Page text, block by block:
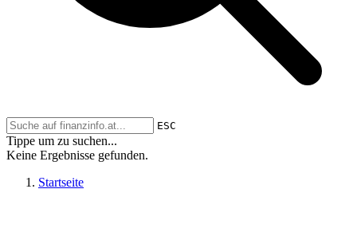
ESC
Tippe um zu suchen...
Keine Ergebnisse gefunden.
Startseite